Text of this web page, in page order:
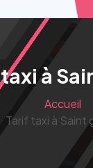
à
Accueil
Tarif taxi à Saint